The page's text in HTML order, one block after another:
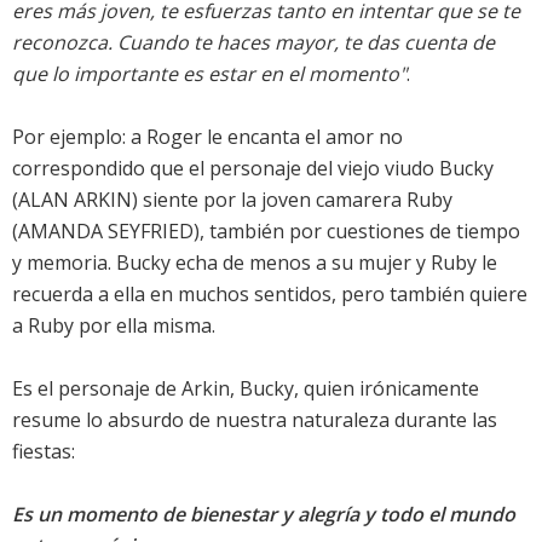
eres más joven, te esfuerzas tanto en intentar que se te
reconozca. Cuando te haces mayor, te das cuenta de
que lo importante es estar en el momento".
Por ejemplo: a Roger le encanta el amor no
correspondido que el personaje del viejo viudo Bucky
(ALAN ARKIN) siente por la joven camarera Ruby
(AMANDA SEYFRIED), también por cuestiones de tiempo
y memoria. Bucky echa de menos a su mujer y Ruby le
recuerda a ella en muchos sentidos, pero también quiere
a Ruby por ella misma.
Es el personaje de Arkin, Bucky, quien irónicamente
resume lo absurdo de nuestra naturaleza durante las
fiestas:
Es un momento de bienestar y alegría y todo el mundo